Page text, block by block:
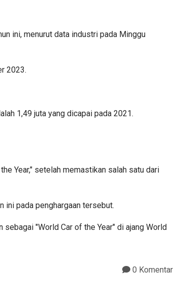
ini, menurut data industri pada Minggu
2023.
1,49 juta yang dicapai pada 2021.
Year," setelah memastikan salah satu dari
ini pada penghargaan tersebut.
"World Car of the Year" di ajang World
0 Komentar